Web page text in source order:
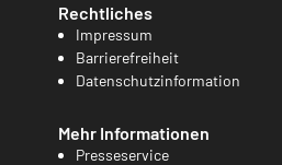
Rechtliches
Impressum
Barrierefreiheit
Datenschutzinformation
Mehr Informationen
Presseservice